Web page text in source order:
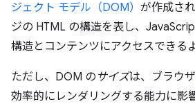
ジェクト モデル（DOM） が作成さ
ジの HTML の構造を表し、
構造とコンテンツにアクセスできる
ただし、DOM の サイズは、ブラウ
効率的にレンダリングする能力に影